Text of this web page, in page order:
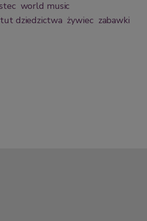
world music
dziedzictwa żywiec zabawki